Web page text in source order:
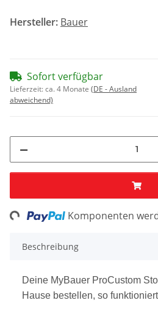
Hersteller: Bauer
Sofort verfügbar
Lieferzeit:ca. 4 Monate (DE - Ausland
abweichend)
Komponenten
Beschreibung
Deine MyBauer ProCustom
Hause bestellen, so